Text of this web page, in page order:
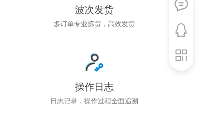
波次发货
多订单专业拣货，高效发货
操作日志
日志记录，操作过程全面追溯